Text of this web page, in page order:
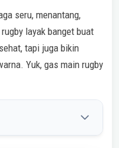
seru, menantang,
layak banget buat
tapi juga bikin
Yuk, gas main rugby